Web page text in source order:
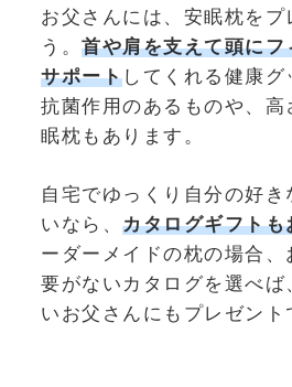
お父さんには、安眠枕をプ
う。 首や肩を支えて頭に
サポートしてくれる健康グ
抗菌作用のあるものや、高
眠枕もあります。
自宅でゆっくり自分の好き
いなら、 カタログギフトも
ーダーメイドの枕の場合
要がないカタログを選べば
いお父さんにもプレゼント